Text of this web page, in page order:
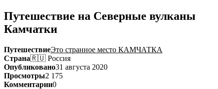
Путешествие на Северные вулканы
Камчатки
ПутешествиеЭто странное место КАМЧАТКА
Страна🇷🇺 Россия
Опубликовано31 августа 2020
Просмотры2 175
Комментарии0